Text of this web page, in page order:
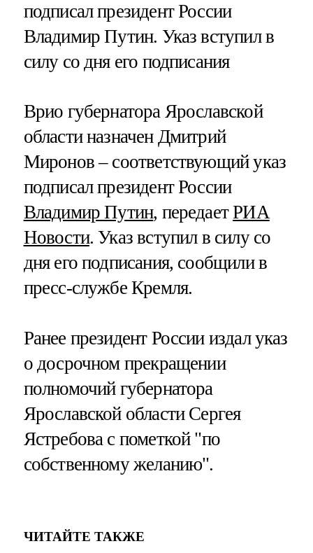
подписал президент России
Владимир Путин. Указ вступил в
силу со дня его подписания
Врио губернатора Ярославской
области назначен Дмитрий
Миронов – соответствующий указ
подписал президент России
Владимир Путин, передаетРИА
Новости. Указ вступил в силу со
дня его подписания, сообщили в
пресс-службе Кремля.
Ранее президент России издал указ
о досрочном прекращении
полномочий губернатора
Ярославской области Сергея
Ястребова с пометкой "по
собственному желанию".
ЧИТАЙТЕ ТАКЖЕ